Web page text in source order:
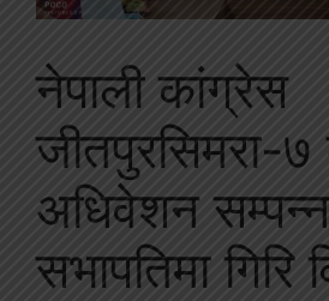
नेपाली कांग्रेस
जीतपुरसिमरा-७
अधिवेशन
सभापतिमा गिरि